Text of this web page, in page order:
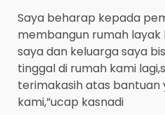
Saya beharap kepada
membangun rumah layak
saya dan keluarga saya
tinggal di rumah kami
terimakasih atas bantuan
kami,”ucap kasnadi